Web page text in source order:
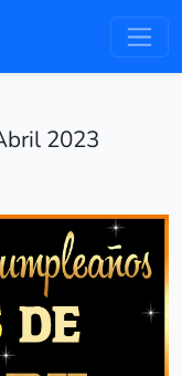
2023